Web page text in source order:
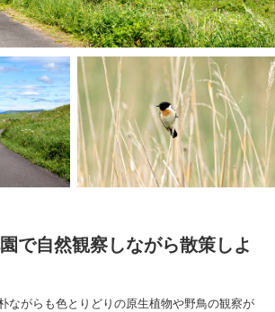
で自然観察しながら散策しよ
ながらも色とりどりの原生植物や野鳥の観察が